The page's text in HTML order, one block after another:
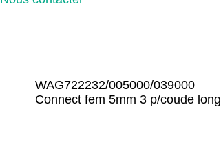
WAG722232/005000/039000
Connect fem 5mm 3 p/coude long